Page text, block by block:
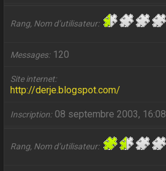
Rang, Nom d’utilisateur
Messages 120
Site internet
http://derje.blogspot.com/
Inscription 08 septembre 2003, 16:08
Rang, Nom d’utilisateur